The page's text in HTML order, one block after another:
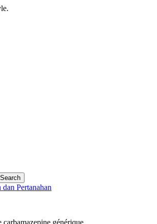
Pertanahan
carbamazepine générique